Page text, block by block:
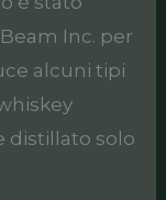
Inc. per
alcuni tipi
distillato solo